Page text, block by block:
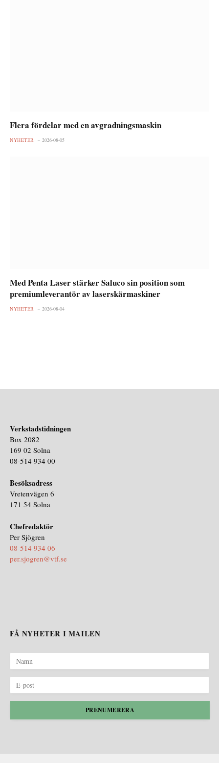
Flera fördelar med en avgradningsmaskin
NYHETER 2026-08-05
Med Penta Laser stärker Saluco sin position som
premiumleverantör av laserskärmaskiner
NYHETER 2026-08-04
Verkstadstidningen
Box 2082
169 02 Solna
08-514 934 00
Besöksadress
Vretenvägen 6
171 54 Solna
Chefredaktör
Per Sjögren
08-514 934 06
per.sjogren@vtf.se
FÅ NYHETER I MAILEN
PRENUMERERA